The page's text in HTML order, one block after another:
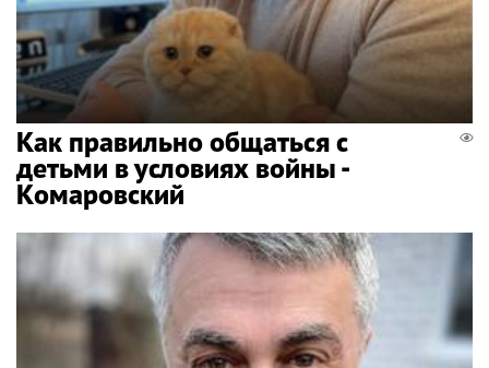
Как правильно общаться с
детьми в условиях войны -
Комаровский